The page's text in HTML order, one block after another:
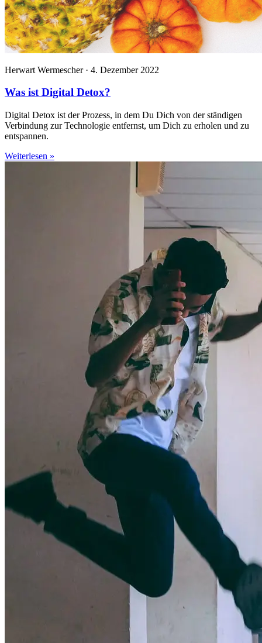
Herwart Wermescher · 4. Dezember 2022
Was ist Digital Detox?
Digital Detox ist der Prozess, in dem Du Dich von der ständigen
Verbindung zur Technologie entfernst, um Dich zu erholen und zu
entspannen.
Weiterlesen »